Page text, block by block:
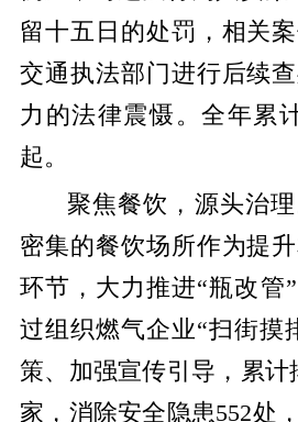
留十五日的处罚，相关案
交通执法部门进行后续
力的法律震慑。全年累
起。
聚焦餐饮，源头治
密集的餐饮场所作为提
环节，大力推进“瓶改管
过组织燃气企业“扫街摸
策、加强宣传引导，累计
家，消除安全隐患552处